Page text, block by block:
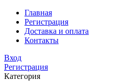
Главная
Регистрация
Доставка и оплата
Контакты
Вход
Регистрация
Категория